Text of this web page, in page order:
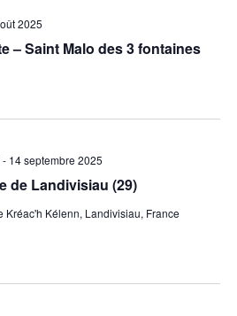
– Saint Malo des 3 fontaines
2025
de Landivisiau (29)
- 14 septembre 2025
Kréac'h Kélenn, Landivisiau, France